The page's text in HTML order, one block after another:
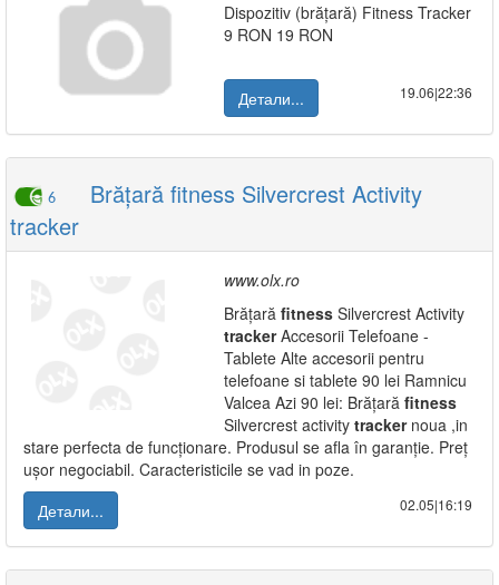
Dispozitiv (brățară) Fitness Tracker
9 RON 19 RON
Детали... 19.06|22:36
6
Brățară fitness Silvercrest Activity
tracker
www.olx.ro
Brățară fitness Silvercrest Activity
trackerAccesorii Telefoane -
Tablete Alte accesorii pentru
telefoane si tablete 90 lei Ramnicu
Valcea Azi 90 lei: Brățară fitness
Silvercrest activity trackernoua ,in
stare perfecta de funcționare. Produsul se afla în garanție. Preț
ușor negociabil. Caracteristicile se vad in poze.
Детали...
02.05|16:19